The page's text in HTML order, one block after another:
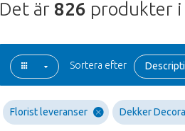
Det är 826 produkter i
Sortera efter
Florist leveranser Dekker